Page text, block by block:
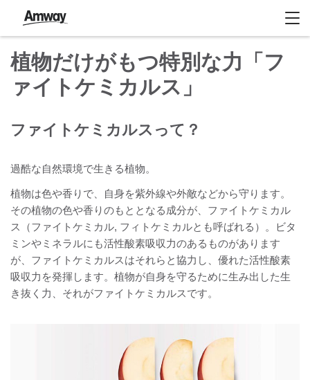
植物だけがもつ特別な力「フ
ァイトケミカルス」
ファイトケミカルスって？
過酷な自然環境で生きる植物。
植物は色や香りで、自身を紫外線や外敵などから守ります。
その植物の色や香りのもととなる成分が、ファイトケミカル
ス（ファイトケミカル, フィトケミカルとも呼ばれる）。ビタ
ミンやミネラルにも活性酸素吸収力のあるものがあります
が、ファイトケミカルスはそれらと協力し、優れた活性酸素
吸収力を発揮します。植物が自身を守るために生み出した生
き抜く力、それがファイトケミカルスです。